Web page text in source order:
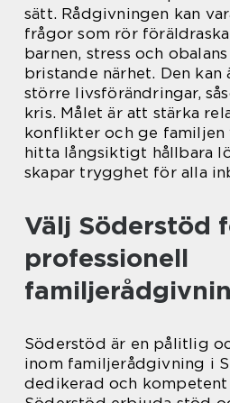
sätt. Rådgivningen kan
frågor som rör
barnen, stress och
bristande närhet. Den kan
större livsförändringar,
kris. Målet är att stärka
konflikter och ge
hitta långsiktigt hållbara
skapar trygghet för alla
Välj Söderstöd
professionell
Söderstöd är en pålitlig
inom familjerådgivning i
dedikerad och kompetent